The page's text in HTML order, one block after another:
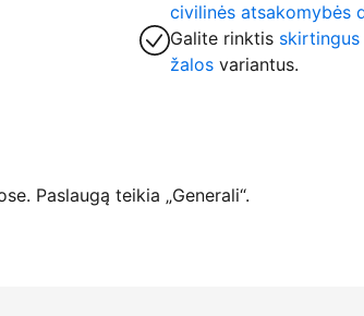
civilinės atsakomybės
Galite rinktis skirtingus
žalos variantus.
Paslaugą teikia „Generali“.